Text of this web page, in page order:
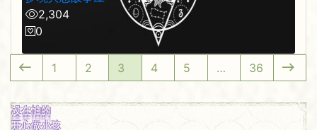
2,304
0
1 2 3 4 5 … 36
没在怕的